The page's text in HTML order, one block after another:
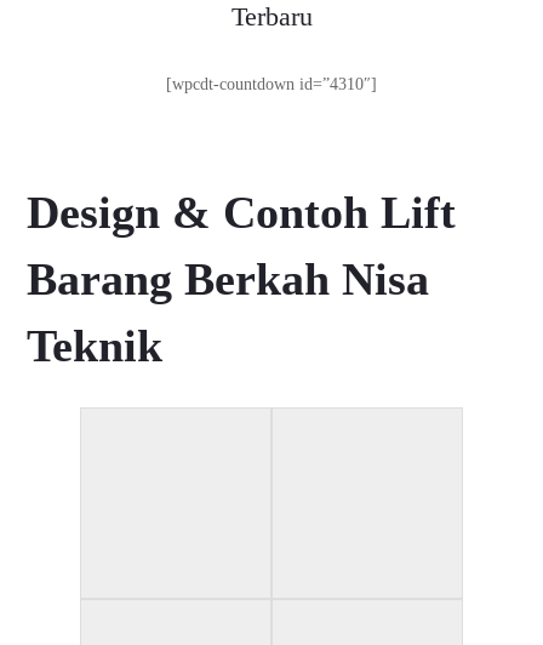
Terbaru
[wpcdt-countdown id=”4310″]
Design & Contoh Lift
Barang Berkah Nisa
Teknik